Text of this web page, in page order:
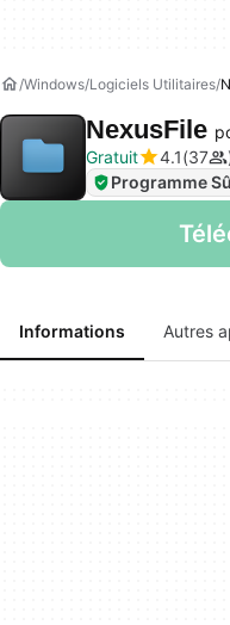
Windows Logiciels Utilitaires
NexusFile
Gratuit
4.1 37
Programme
Informations Autres